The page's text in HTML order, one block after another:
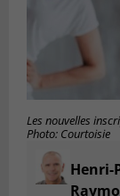
Les nouvelles
Photo: Courtoisie
Henri-